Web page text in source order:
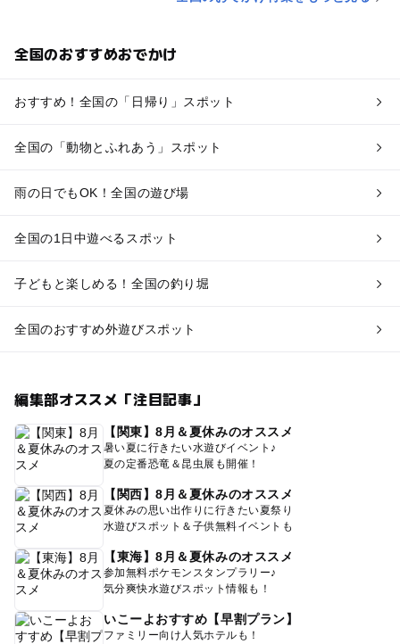
全国のおすすめおでかけ
おすすめ！全国の「日帰り」スポット
全国の「動物とふれあう」スポット
雨の日でもOK！全国の遊び場
全国の1日中遊べるスポット
子どもと楽しめる！全国の釣り堀
全国のおすすめ外遊びスポット
編集部オススメ「注目記事」
【関東】8月＆夏休みのオススメ
暑い夏に行きたい水遊びイベント♪
夏の定番恐竜＆昆虫展も開催！
【関西】8月＆夏休みのオススメ
夏休みの思い出作りに行きたい夏祭り
水遊びスポット＆子供無料イベントも
【東海】8月＆夏休みのオススメ
参加無料ポケモンスタンプラリー♪
気分爽快水遊びスポット情報も！
いこーよおすすめ【早割プラン】
ファミリー向け人気ホテルも！